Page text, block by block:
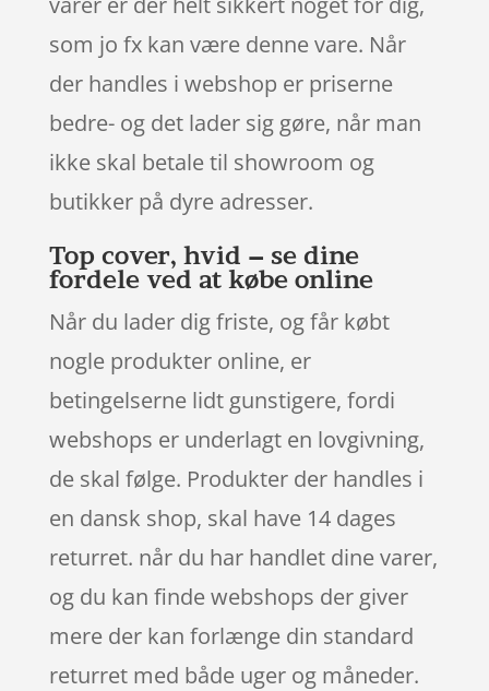
som jo fx kan være denne vare. Når
der handles i webshop er priserne
bedre- og det lader sig gøre, når man
ikke skal betale til showroom og
butikker på dyre adresser.
Top cover, hvid – se dine
fordele ved at købe online
Når du lader dig friste, og får købt
nogle produkter online, er
betingelserne lidt gunstigere, fordi
webshops er underlagt en lovgivning,
de skal følge. Produkter der handles i
en dansk shop, skal have 14 dages
returret. når du har handlet dine varer,
og du kan finde webshops der giver
mere der kan forlænge din standard
returret med både uger og måneder.